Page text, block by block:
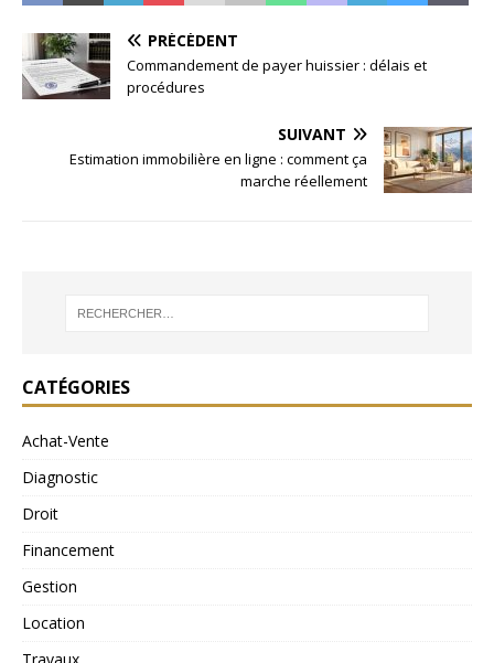
PRÉCÉDENT
Commandement de payer huissier : délais et
procédures
SUIVANT
Estimation immobilière en ligne : comment ça
marche réellement
CATÉGORIES
Achat-Vente
Diagnostic
Droit
Financement
Gestion
Location